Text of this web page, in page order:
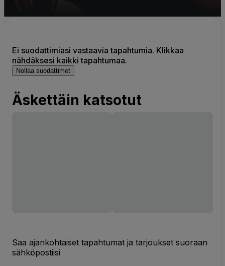
Ei suodattimiasi vastaavia tapahtumia. Klikkaa
nähdäksesi kaikki tapahtumaa.
Nollaa suodattimet
Äskettäin katsotut
Saa ajankohtaiset tapahtumat ja tarjoukset suoraan
sähköpostiisi